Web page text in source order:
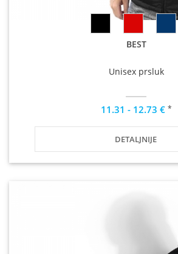
BEST
Unisex prsluk
11.31 - 12.73 € *
DETALJNIJE